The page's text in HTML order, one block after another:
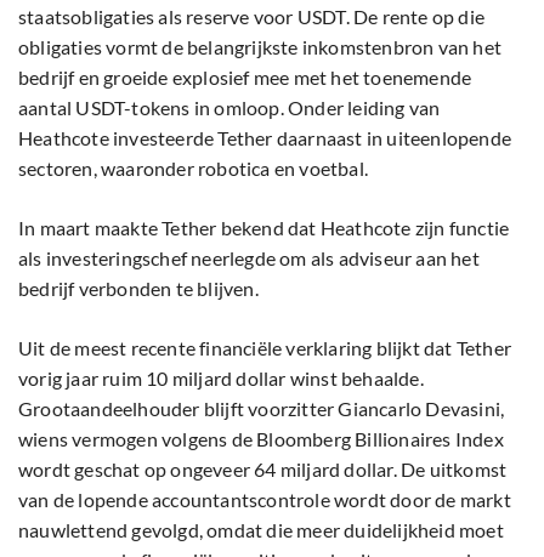
staatsobligaties als reserve voor USDT. De rente op die
obligaties vormt de belangrijkste inkomstenbron van het
bedrijf en groeide explosief mee met het toenemende
aantal USDT-tokens in omloop. Onder leiding van
Heathcote investeerde Tether daarnaast in uiteenlopende
sectoren, waaronder robotica en voetbal.
In maart maakte Tether bekend dat Heathcote zijn functie
als investeringschef neerlegde om als adviseur aan het
bedrijf verbonden te blijven.
Uit de meest recente financiële verklaring blijkt dat Tether
vorig jaar ruim 10 miljard dollar winst behaalde.
Grootaandeelhouder blijft voorzitter Giancarlo Devasini,
wiens vermogen volgens de Bloomberg Billionaires Index
wordt geschat op ongeveer 64 miljard dollar. De uitkomst
van de lopende accountantscontrole wordt door de markt
nauwlettend gevolgd, omdat die meer duidelijkheid moet